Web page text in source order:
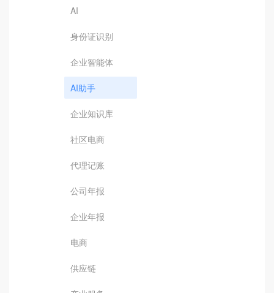
AI
身份证识别
企业智能体
AI助手
企业知识库
社区电商
代理记账
公司年报
企业年报
电商
供应链